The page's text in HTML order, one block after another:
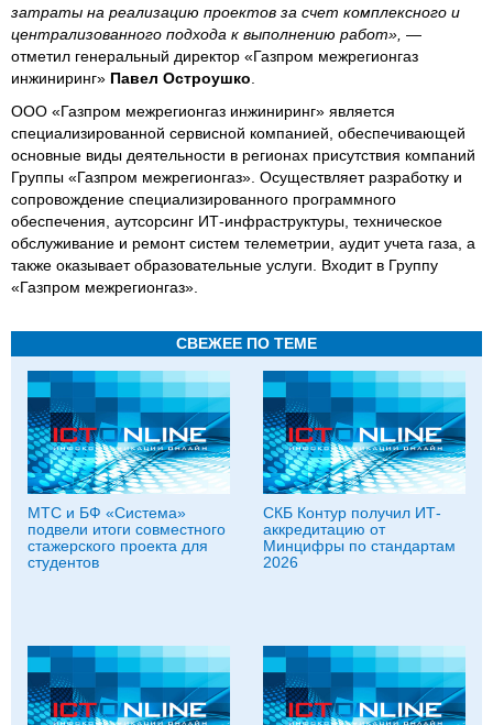
затраты на реализацию проектов за счет комплексного и
централизованного подхода к выполнению работ», —
отметил генеральный директор «Газпром межрегионгаз
инжиниринг» Павел Остроушко
ООО «Газпром межрегионгаз инжиниринг» является
специализированной сервисной компанией, обеспечивающей
основные виды деятельности в регионах присутствия компаний
Группы «Газпром межрегионгаз». Осуществляет разработку и
сопровождение специализированного программного
обеспечения, аутсорсинг ИТ-инфраструктуры, техническое
обслуживание и ремонт систем телеметрии, аудит учета газа, а
также оказывает образовательные услуги. Входит в Группу
«Газпром межрегионгаз».
СВЕЖЕЕ ПО ТЕМЕ
МТС и БФ «Система»
подвели итоги совместного
стажерского проекта для
студентов
СКБ Контур получил ИТ-
аккредитацию от
Минцифры по стандартам
2026